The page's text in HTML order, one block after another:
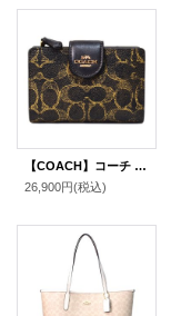
【COACH】コーチ 財布 コーティングキャンバス レザー シグネチャー ラブド ミディアム コーナー ジップ ウォレット 二つ折り財布 ブラウン（日本未発売）
26,900円(税込)